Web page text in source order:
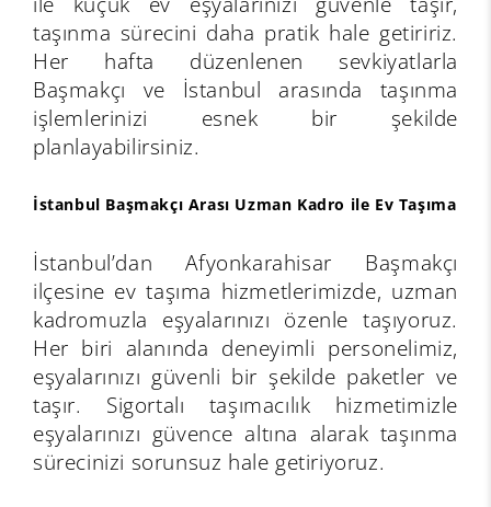
taşınma sürecini daha pratik hale getiririz.
Her hafta düzenlenen sevkiyatlarla
Başmakçı ve İstanbul arasında taşınma
işlemlerinizi esnek bir şekilde
planlayabilirsiniz.
İstanbul Başmakçı Arası Uzman Kadro ile Ev Taşıma
İstanbul’dan Afyonkarahisar Başmakçı
ilçesine ev taşıma hizmetlerimizde, uzman
kadromuzla eşyalarınızı özenle taşıyoruz.
Her biri alanında deneyimli personelimiz,
eşyalarınızı güvenli bir şekilde paketler ve
taşır. Sigortalı taşımacılık hizmetimizle
eşyalarınızı güvence altına alarak taşınma
sürecinizi sorunsuz hale getiriyoruz.